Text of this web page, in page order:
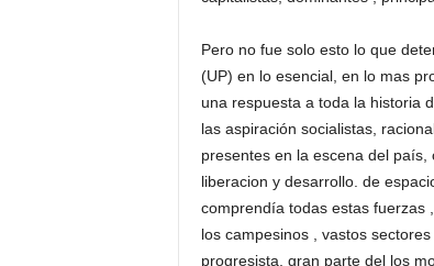
Pero no fue solo esto lo que
(UP) en lo esencial, en lo mas
una respuesta a toda la historia
las aspiración socialistas,
presentes en la escena del país,
liberacion y desarrollo. de
comprendía todas estas fuerzas
los campesinos , vastos
progresista, gran parte del los